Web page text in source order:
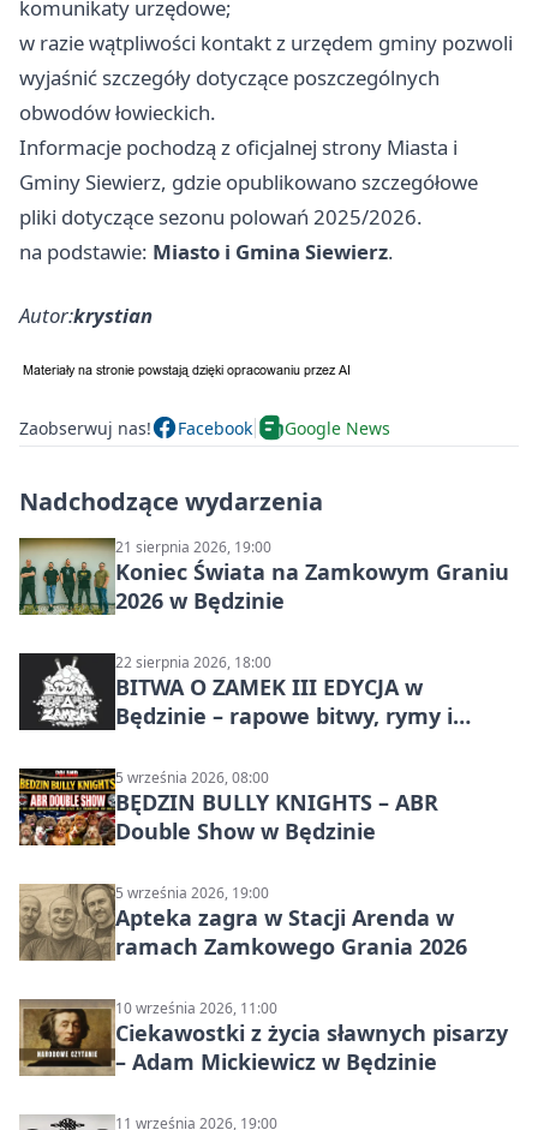
komunikaty urzędowe;
w razie wątpliwości kontakt z urzędem gminy pozwoli
wyjaśnić szczegóły dotyczące poszczególnych
obwodów łowieckich.
Informacje pochodzą z oficjalnej strony Miasta i
Gminy Siewierz, gdzie opublikowano szczegółowe
pliki dotyczące sezonu polowań 2025/2026.
na podstawie: Miasto i Gmina Siewierz.
Autor:krystian
Zaobserwuj nas! Facebook Google News
Nadchodzące wydarzenia
21 sierpnia 2026, 19:00
Koniec Świata na Zamkowym Graniu
2026 w Będzinie
22 sierpnia 2026, 18:00
BITWA O ZAMEK III EDYCJA w
Będzinie – rapowe bitwy, rymy i
5 września 2026, 08:00
BĘDZIN BULLY KNIGHTS – ABR
Double Show w Będzinie
5 września 2026, 19:00
Apteka zagra w Stacji Arenda w
ramach Zamkowego Grania 2026
10 września 2026, 11:00
Ciekawostki z życia sławnych pisarzy
– Adam Mickiewicz w Będzinie
11 września 2026, 19:00